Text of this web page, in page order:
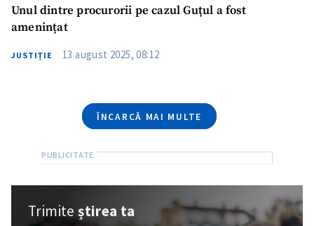
Unul dintre procurorii pe cazul Guțul a fost
amenințat
JUSTIȚIE 13 august 2025, 08:12
ÎNCARCĂ MAI MULTE
Trimiteștirea ta